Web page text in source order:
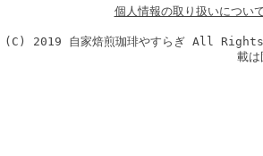
個人情報の取り扱いについ
2019 自家焙煎珈琲やすらぎ All Rights
載は